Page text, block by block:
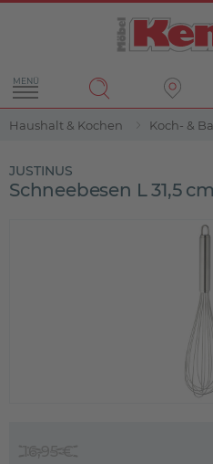
MENÜ
Haushalt & Kochen Koch- &
JUSTINUS
Schneebesen L 31,5